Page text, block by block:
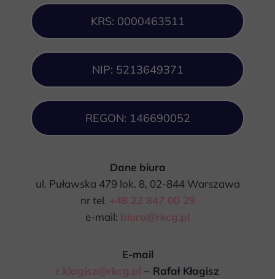
KRS: 0000463511
NIP: 5213649371
REGON: 146690052
Dane biura
ul. Puławska 479 lok. 8, 02-844 Warszawa
nr tel. +48 22 847 00 29
e-mail: biuro@rkcg.pl
E-mail
r.klagisz@rkcg.pl – Rafał Kłagisz